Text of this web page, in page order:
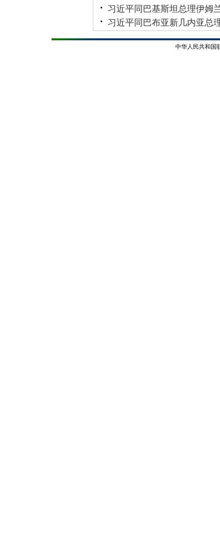
习近平同巴基斯坦总理伊姆
习近平同巴布亚新几内亚总
中华人民共和国